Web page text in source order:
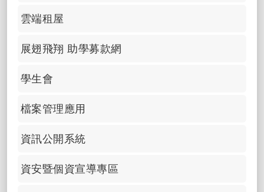
雲端租屋
展翅飛翔 助學募款網
學生會
檔案管理應用
資訊公開系統
資安暨個資宣導專區